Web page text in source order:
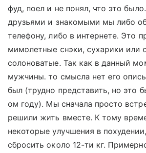
фуд, поел и не понял, что это
друзьями и знакомыми мы либо
телефону, либо в интернете. Это
мимолетные снэки, сухарики или
солоноватые. Так как в данный
мужчины. то смысла нет его
был (трудно представить, но это
ом году). Мы сначала просто
решили жить вместе. К тому
некоторые улучшения в
сбросить около 12-ти кг.